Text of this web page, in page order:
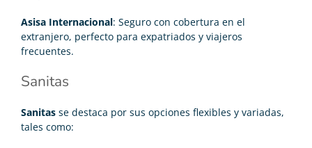
Asisa Internacional: Seguro con cobertura en el
extranjero, perfecto para expatriados y viajeros
frecuentes.
Sanitas
Sanitas se destaca por sus opciones flexibles y variadas,
tales como: